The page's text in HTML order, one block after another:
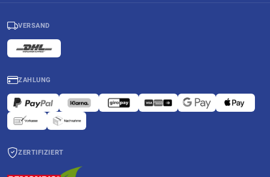
VERSAND
ZAHLUNG
ZERTIFIZIERT